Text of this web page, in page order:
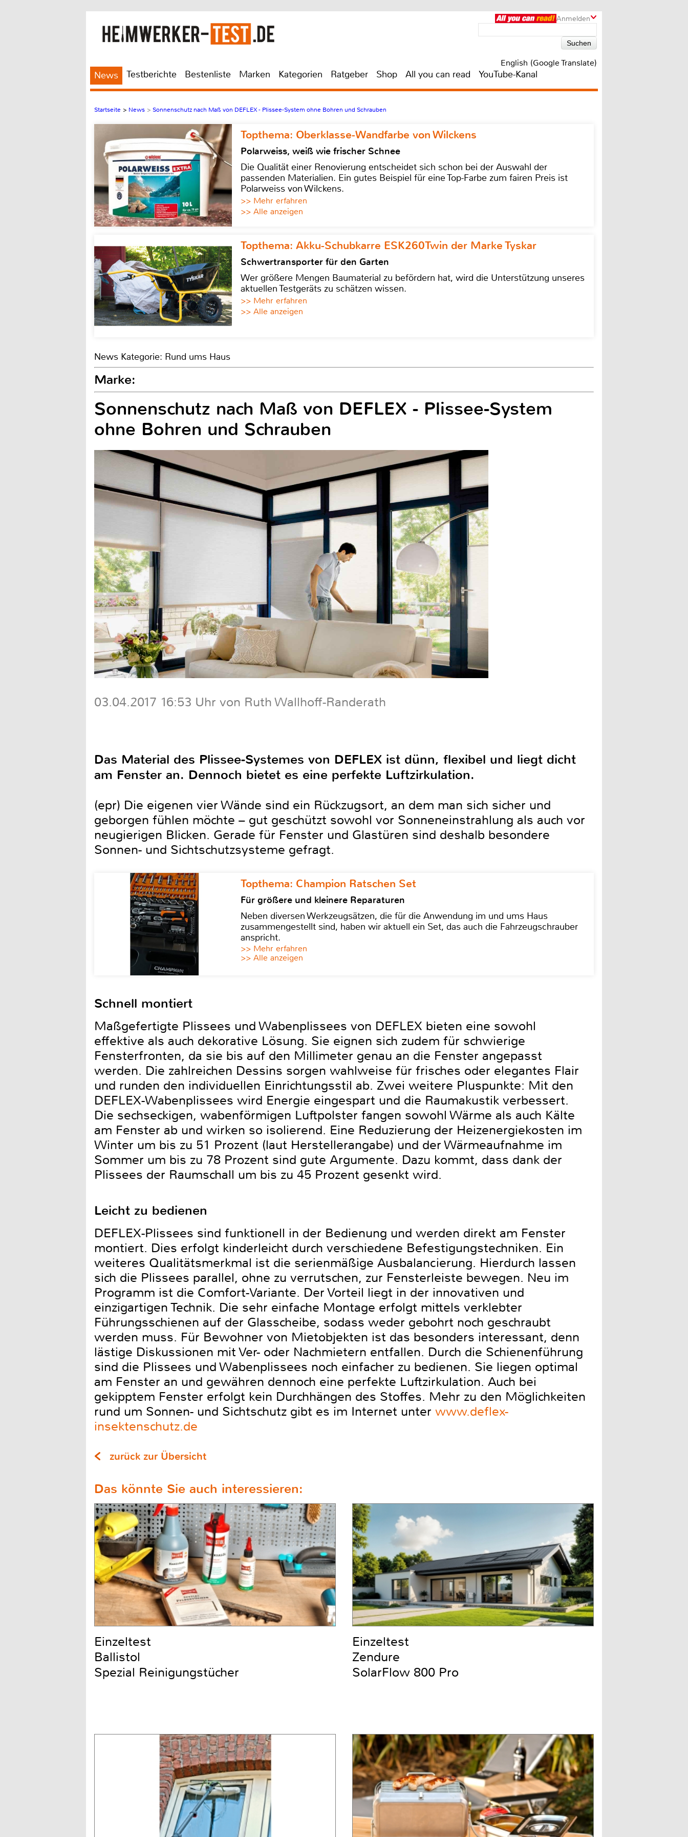
Anmelden
English (Google Translate)
News Testberichte Bestenliste Marken Kategorien Ratgeber Shop All you can read YouTube-Kanal
Startseite > News > Sonnenschutz nach Maß von DEFLEX - Plissee-System ohne Bohren und Schrauben
Topthema: Oberklasse-Wandfarbe von Wilckens
Polarweiss, weiß wie frischer Schnee
Die Qualität einer Renovierung entscheidet sich schon bei der Auswahl der
passenden Materialien. Ein gutes Beispiel für eine Top-Farbe zum fairen Preis ist
Polarweiss von Wilckens.
>> Mehr erfahren
>> Alle anzeigen
Topthema: Akku-Schubkarre ESK260Twin der Marke Tyskar
Schwertransporter für den Garten
Wer größere Mengen Baumaterial zu befördern hat, wird die Unterstützung unseres
aktuellen Testgeräts zu schätzen wissen.
>> Mehr erfahren
>> Alle anzeigen
News Kategorie: Rund ums Haus
Marke:
Sonnenschutz nach Maß von DEFLEX - Plissee-System
ohne Bohren und Schrauben
03.04.2017 16:53 Uhr von Ruth Wallhoff-Randerath
Das Material des Plissee-Systemes von DEFLEX ist dünn, flexibel und liegt dicht
am Fenster an. Dennoch bietet es eine perfekte Luftzirkulation.
(epr) Die eigenen vier Wände sind ein Rückzugsort, an dem man sich sicher und
geborgen fühlen möchte – gut geschützt sowohl vor Sonneneinstrahlung als auch vor
neugierigen Blicken. Gerade für Fenster und Glastüren sind deshalb besondere
Sonnen- und Sichtschutzsysteme gefragt.
Topthema: Champion Ratschen Set
Für größere und kleinere Reparaturen
Neben diversen Werkzeugsätzen, die für die Anwendung im und ums Haus
zusammengestellt sind, haben wir aktuell ein Set, das auch die Fahrzeugschrauber
anspricht.
>> Mehr erfahren
>> Alle anzeigen
Schnell montiert
Maßgefertigte Plissees und Wabenplissees von DEFLEX bieten eine sowohl
effektive als auch dekorative Lösung. Sie eignen sich zudem für schwierige
Fensterfronten, da sie bis auf den Millimeter genau an die Fenster angepasst
werden. Die zahlreichen Dessins sorgen wahlweise für frisches oder elegantes Flair
und runden den individuellen Einrichtungsstil ab. Zwei weitere Pluspunkte: Mit den
DEFLEX-Wabenplissees wird Energie eingespart und die Raumakustik verbessert.
Die sechseckigen, wabenförmigen Luftpolster fangen sowohl Wärme als auch Kälte
am Fenster ab und wirken so isolierend. Eine Reduzierung der Heizenergiekosten im
Winter um bis zu 51 Prozent (laut Herstellerangabe) und der Wärmeaufnahme im
Sommer um bis zu 78 Prozent sind gute Argumente. Dazu kommt, dass dank der
Plissees der Raumschall um bis zu 45 Prozent gesenkt wird.
Leicht zu bedienen
DEFLEX-Plissees sind funktionell in der Bedienung und werden direkt am Fenster
montiert. Dies erfolgt kinderleicht durch verschiedene Befestigungstechniken. Ein
weiteres Qualitätsmerkmal ist die serienmäßige Ausbalancierung. Hierdurch lassen
sich die Plissees parallel, ohne zu verrutschen, zur Fensterleiste bewegen. Neu im
Programm ist die Comfort-Variante. Der Vorteil liegt in der innovativen und
einzigartigen Technik. Die sehr einfache Montage erfolgt mittels verklebter
Führungsschienen auf der Glasscheibe, sodass weder gebohrt noch geschraubt
werden muss. Für Bewohner von Mietobjekten ist das besonders interessant, denn
lästige Diskussionen mit Ver- oder Nachmietern entfallen. Durch die Schienenführung
sind die Plissees und Wabenplissees noch einfacher zu bedienen. Sie liegen optimal
am Fenster an und gewähren dennoch eine perfekte Luftzirkulation. Auch bei
gekipptem Fenster erfolgt kein Durchhängen des Stoffes. Mehr zu den Möglichkeiten
rund um Sonnen- und Sichtschutz gibt es im Internet unter www.deflex-
insektenschutz.de
zurück zur Übersicht
Das könnte Sie auch interessieren:
Einzeltest
Ballistol
Spezial Reinigungstücher
Einzeltest
Zendure
SolarFlow 800 Pro